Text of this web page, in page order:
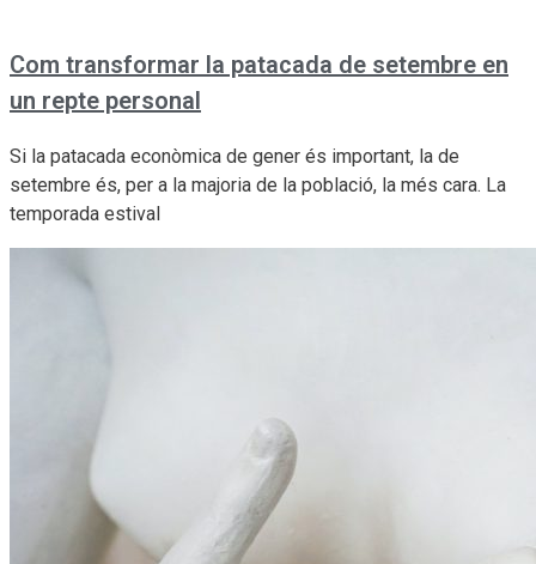
Com transformar la patacada de setembre en
un repte personal
Si la patacada econòmica de gener és important, la de
setembre és, per a la majoria de la població, la més cara. La
temporada estival